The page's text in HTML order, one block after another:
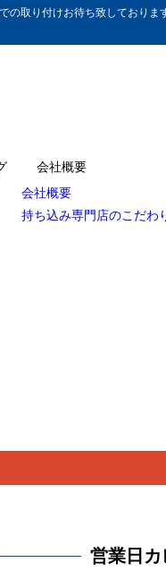
取り付けお待ち致しておりま
会社概要
会社概要
持ち込み専門店のこだわ
営業日